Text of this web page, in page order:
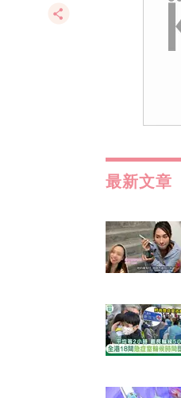
最新文章